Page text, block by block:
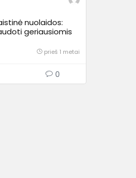
nuolaidos:
geriausiomis
prieš 1 metai
0